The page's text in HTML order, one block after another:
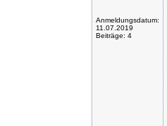
Anmeldungsdatum:
11.07.2019
Beiträge: 4